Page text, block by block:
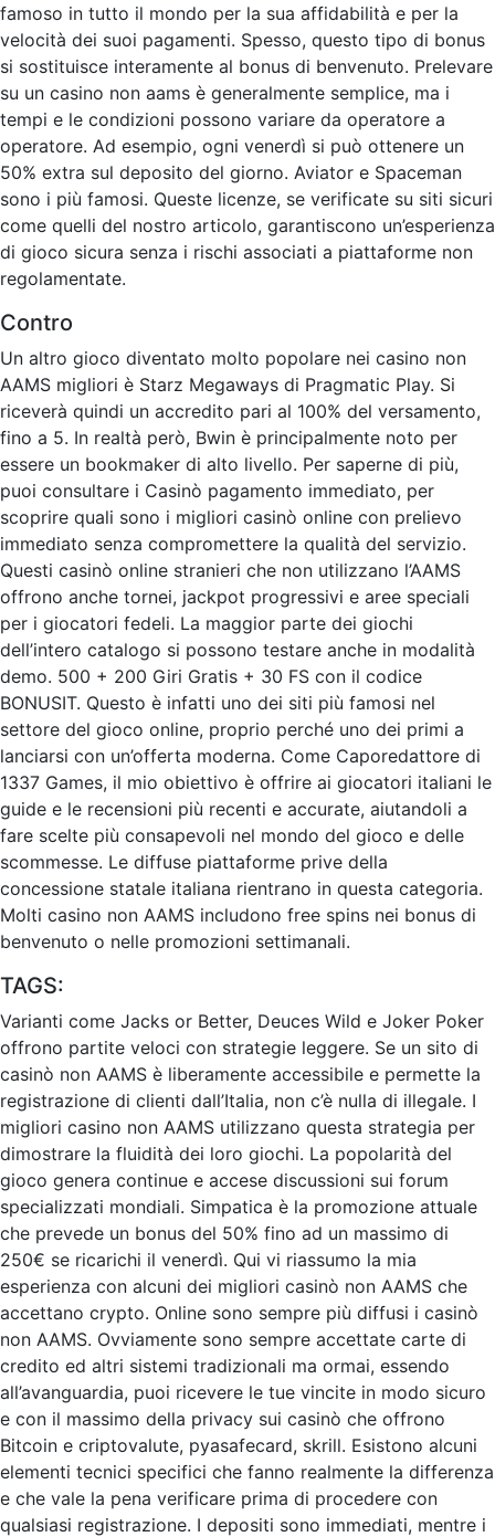
famoso in tutto il mondo per la sua affidabilità e per la
velocità dei suoi pagamenti. Spesso, questo tipo di bonus
si sostituisce interamente al bonus di benvenuto. Prelevare
su un casino non aams è generalmente semplice, ma i
tempi e le condizioni possono variare da operatore a
operatore. Ad esempio, ogni venerdì si può ottenere un
50% extra sul deposito del giorno. Aviator e Spaceman
sono i più famosi. Queste licenze, se verificate su siti sicuri
come quelli del nostro articolo, garantiscono un’esperienza
di gioco sicura senza i rischi associati a piattaforme non
regolamentate.
Contro
Un altro gioco diventato molto popolare nei casino non
AAMS migliori è Starz Megaways di Pragmatic Play. Si
riceverà quindi un accredito pari al 100% del versamento,
fino a 5. In realtà però, Bwin è principalmente noto per
essere un bookmaker di alto livello. Per saperne di più,
puoi consultare i Casinò pagamento immediato, per
scoprire quali sono i migliori casinò online con prelievo
immediato senza compromettere la qualità del servizio.
Questi casinò online stranieri che non utilizzano l’AAMS
offrono anche tornei, jackpot progressivi e aree speciali
per i giocatori fedeli. La maggior parte dei giochi
dell’intero catalogo si possono testare anche in modalità
demo. 500 + 200 Giri Gratis + 30 FS con il codice
BONUSIT. Questo è infatti uno dei siti più famosi nel
settore del gioco online, proprio perché uno dei primi a
lanciarsi con un’offerta moderna. Come Caporedattore di
1337 Games, il mio obiettivo è offrire ai giocatori italiani le
guide e le recensioni più recenti e accurate, aiutandoli a
fare scelte più consapevoli nel mondo del gioco e delle
scommesse. Le diffuse piattaforme prive della
concessione statale italiana rientrano in questa categoria.
Molti casino non AAMS includono free spins nei bonus di
benvenuto o nelle promozioni settimanali.
TAGS:
Varianti come Jacks or Better, Deuces Wild e Joker Poker
offrono partite veloci con strategie leggere. Se un sito di
casinò non AAMS è liberamente accessibile e permette la
registrazione di clienti dall’Italia, non c’è nulla di illegale. I
migliori casino non AAMS utilizzano questa strategia per
dimostrare la fluidità dei loro giochi. La popolarità del
gioco genera continue e accese discussioni sui forum
specializzati mondiali. Simpatica è la promozione attuale
che prevede un bonus del 50% fino ad un massimo di
250€ se ricarichi il venerdì. Qui vi riassumo la mia
esperienza con alcuni dei migliori casinò non AAMS che
accettano crypto. Online sono sempre più diffusi i casinò
non AAMS. Ovviamente sono sempre accettate carte di
credito ed altri sistemi tradizionali ma ormai, essendo
all’avanguardia, puoi ricevere le tue vincite in modo sicuro
e con il massimo della privacy sui casinò che offrono
Bitcoin e criptovalute, pyasafecard, skrill. Esistono alcuni
elementi tecnici specifici che fanno realmente la differenza
e che vale la pena verificare prima di procedere con
qualsiasi registrazione. I depositi sono immediati, mentre i